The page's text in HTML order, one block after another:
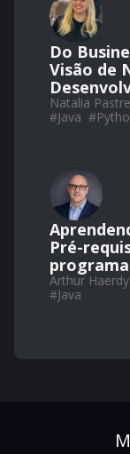
Do
Visão de
Natalia
#Java #
Pré-
programa
Arthur
#Java